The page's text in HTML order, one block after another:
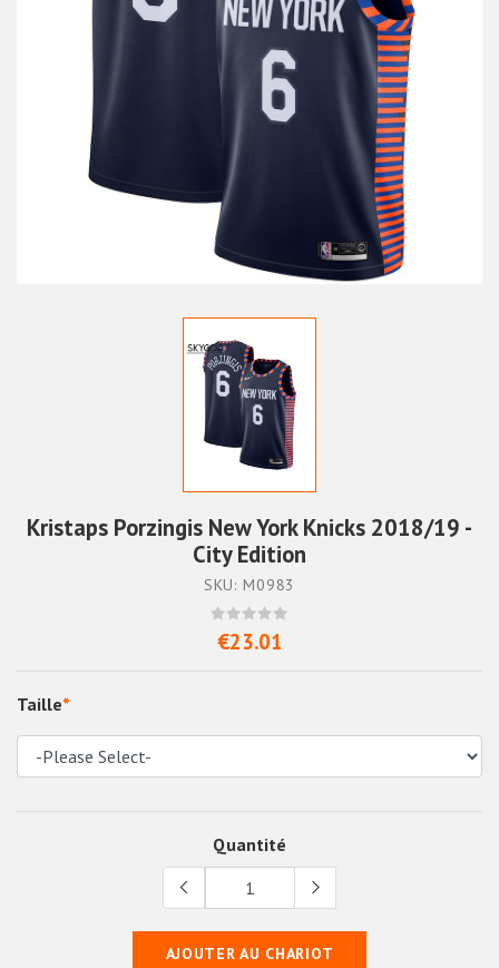
Kristaps Porzingis New York Knicks 2018/19 -
City Edition
SKU: M0983
€23.01
Taille*
Quantité
AJOUTER AU CHARIOT